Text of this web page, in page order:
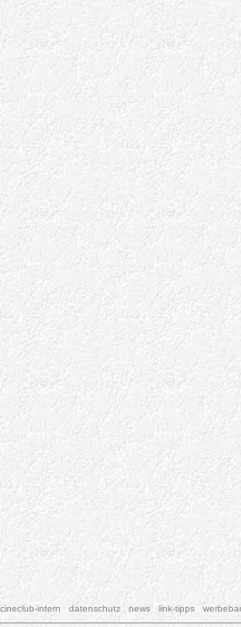
cineclub-intern datenschutz news link-tipps